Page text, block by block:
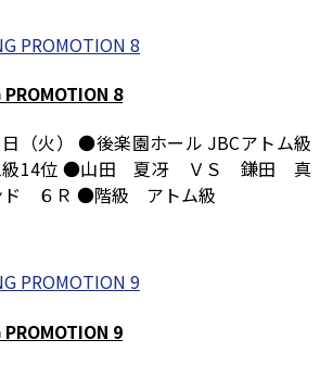
PROMOTION 8
（火） ●後楽園ホール JBCアトム級
14位 ●山田 夏冴 ＶＳ 鎌田 真
ド ６Ｒ ●階級 アトム級
PROMOTION 9